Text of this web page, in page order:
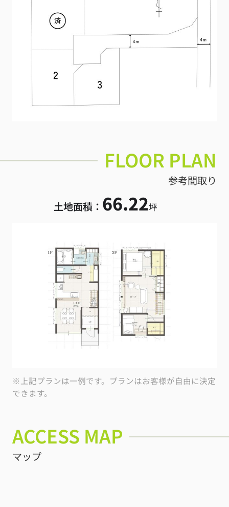
FLOOR PLAN
参考間取り
土地面積： 66.22坪
※上記プランは一例です。プランはお客様が自由に決定
できます。
ACCESS MAP
マップ